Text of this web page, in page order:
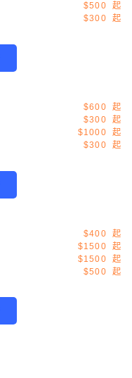
$500
$300
$600
$300
$1000
$300
$400
$1500
$1500
$500